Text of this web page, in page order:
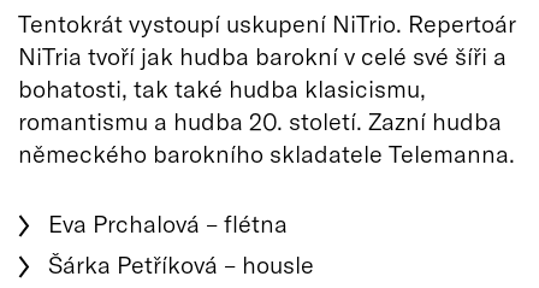
Tentokrát vystoupí uskupení NiTrio. Repertoár
NiTria tvoří jak hudba barokní v celé své šíři a
bohatosti, tak také hudba klasicismu,
romantismu a hudba 20. století. Zazní hudba
německého barokního skladatele Telemanna.
Eva Prchalová – flétna
Šárka Petříková – housle